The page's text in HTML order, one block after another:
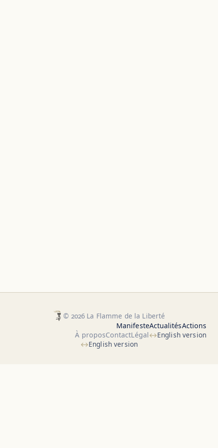
© 2026 La Flamme de la Liberté
ManifesteActualitésActions
À proposContactLégal
English version
English version